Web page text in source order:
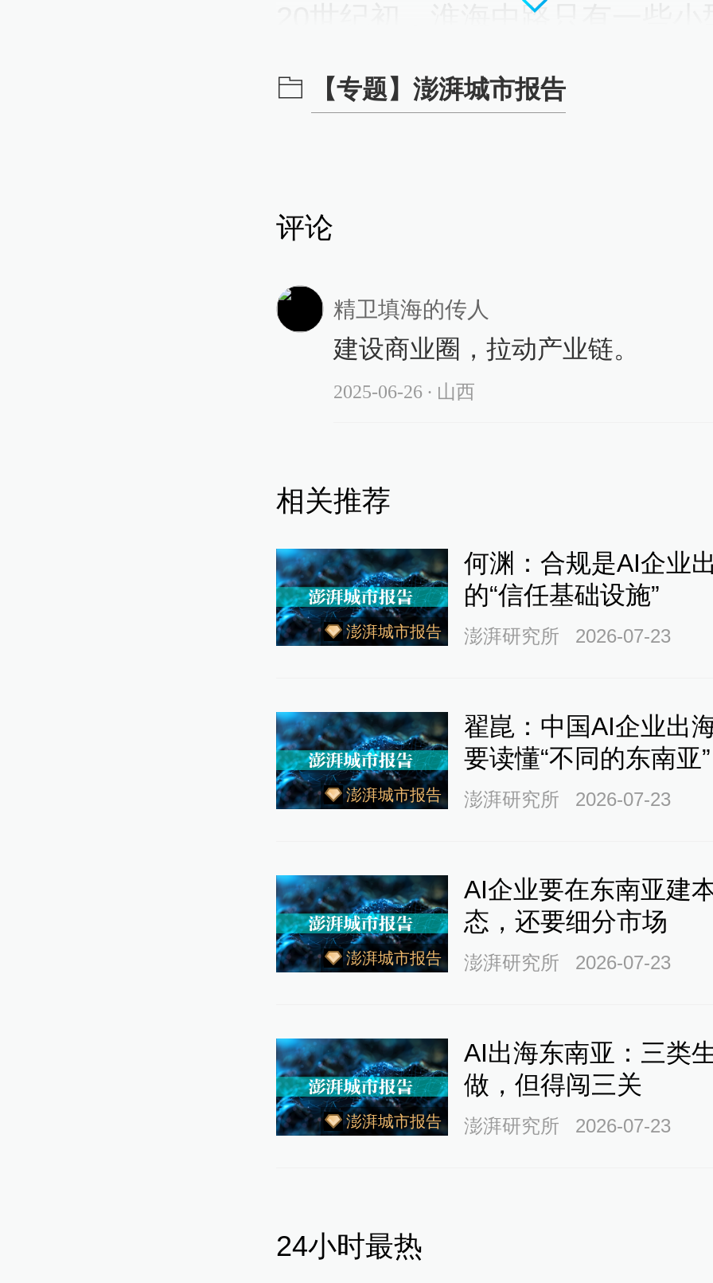
20世纪初，淮海中路只有一些小
洋酒商铺。 从20世20年代起，
大 街”。俄侨带动各国商人前来
经营高档服装、鞋帽、 化妆品
咖啡、酒吧与西餐馆，商业繁华
优雅， 是上海外侨和高收入华
榭丽舍大街”。后受战乱影响，
渐没落。
西江路、宝昌路原来是泥石路面，后改
图片除特殊说明外，均来源黄浦区档案
第二阶段：改革开放后，诞生
1950年起，淮海中路重获发展
年，中国最早、上海最大的妇女
规模调整，进行了扩、并、撤、
【专题】澎湃城市报告
评论
精卫填海的传人
建设商业圈，拉动产业链。
2025-06-26 ∙ 山西
相关推荐
澎湃城市报告
何渊：合规是AI企业
的“信任基础设施”
澎湃研究所 2026-07-23
澎湃城市报告
翟崑：中国AI企业出
要读懂“不同的东南亚”
澎湃研究所 2026-07-23
澎湃城市报告
AI企业要在东南亚建
态，还要细分市场
澎湃研究所 2026-07-23
澎湃城市报告
AI出海东南亚：三类
做，但得闯三关
澎湃研究所 2026-07-23
24小时最热